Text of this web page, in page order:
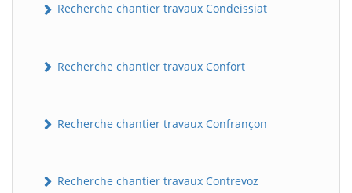
Recherche chantier travaux Condeissiat
Recherche chantier travaux Confort
Recherche chantier travaux Confrançon
Recherche chantier travaux Contrevoz
BatiWebPro